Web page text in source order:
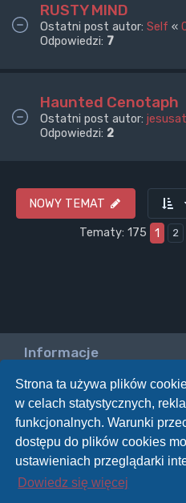
Strona ta używa plików
w celach statystycznych,
funkcjonalnych. Warunki
dostępu do plików cookies
ustawieniach przeglądarki
Dowiedz się więcej
RUSTY MIND
Ostatni post autor: Self «
Odpowiedzi: 7
Haunted Cenotaph
Ostatni post autor:
Odpowiedzi: 2
NOWY TEMAT
Tematy: 175
1 2
Informacje
Twoje uprawnienia na tym
Nie możesztworzyć
Nie możeszodpowiadać w
Nie możesz zmieniać
Nie możesz
usuwać swoich
Nie możeszdodawać